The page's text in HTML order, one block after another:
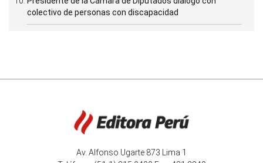
colectivo de personas con discapacidad
Av. Alfonso Ugarte 873 Lima 1